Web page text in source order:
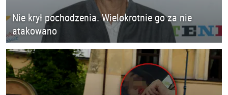
Nie krył pochodzenia. Wielokrotnie go za nie
atakowano